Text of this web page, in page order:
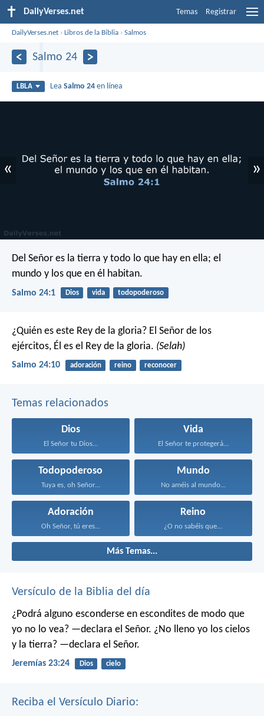
DailyVerses.net Temas Registrar
DailyVerses.net ›Libros de la Biblia ›Salmos
Salmo 24
LBLA LeaSalmo 24 en línea
« »
Del Señor es la tierra y todo lo que hay en ella; el
mundo y los que en él habitan.
Salmo 24:1 Dios vida todopoderoso
¿Quién es este Rey de la gloria? El Señor de los
ejércitos, Él es el Rey de la gloria. (Selah)
Salmo 24:10 adoración reino reconocer
Temas relacionados
Dios
El Señor tu Dios...
Vida
El Señor te protegerá...
Todopoderoso
Tuya es, oh Señor...
Mundo
No améis al mundo...
Adoración
Oh Señor, tú eres...
Reino
¿O no sabéis que...
Más Temas...
Versículo de la Biblia del día
¿Podrá alguno esconderse en escondites de modo que
yo no lo vea? —declara el Señor. ¿No lleno yo los cielos
y la tierra? —declara el Señor.
Jeremías 23:24 Dios cielo
Reciba el Versículo Diario: